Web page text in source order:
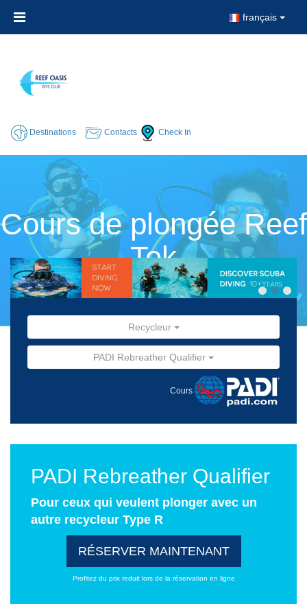
français
Destinations Contacts Check In
Cours de plongée Reef
Tek
Recycleur
PADI Rebreather Qualifier
Cours
PADI Rebreather Qualifier
Pour ceux qui veulent plonger avec un
autre recycleur Type R
RÉSERVER MAINTENANT
Profitez du prix reduit lors de la réservation en ligne